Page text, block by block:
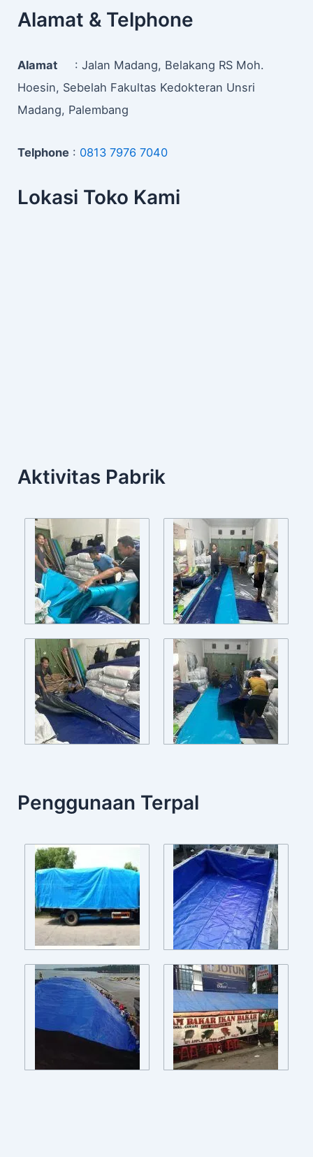
Alamat & Telphone
Alamat : Jalan Madang, Belakang RS Moh.
Hoesin, Sebelah Fakultas Kedokteran Unsri
Madang, Palembang
Telphone : 0813 7976 7040
Lokasi Toko Kami
Aktivitas Pabrik
Penggunaan Terpal